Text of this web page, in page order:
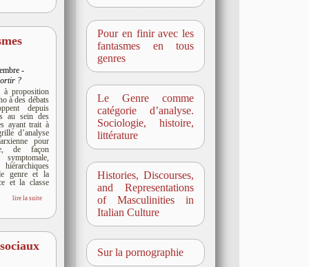
Pour en finir avec les
fantasmes en tous
genres
Le Genre comme
catégorie d’analyse.
Sociologie, histoire,
littérature
Histories, Discourses,
and Representations
of Masculinities in
Italian Culture
Sur la pornographie
-
?
à proposition
à des débats
depuis
au sein des
ayant trait à
d’analyse
pour
de façon
genre et la
et la classe
lire la suite